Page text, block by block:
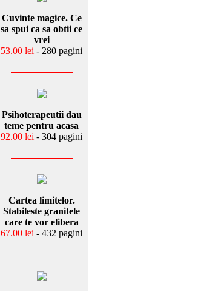
Cuvinte magice. Ce
sa spui ca sa obtii ce
vrei
53.00 lei - 280 pagini
Psihoterapeutii dau
teme pentru acasa
92.00 lei - 304 pagini
Cartea limitelor.
Stabileste granitele
care te vor elibera
67.00 lei - 432 pagini